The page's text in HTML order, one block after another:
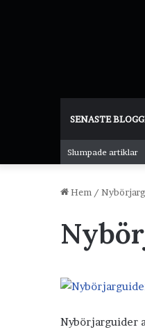
SENASTE
Slumpade artiklar
Hem /
Nybörjarguider